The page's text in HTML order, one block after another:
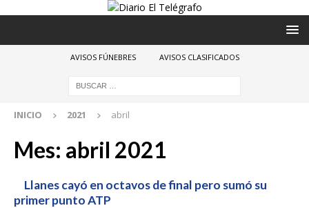
AVISOS FÚNEBRES AVISOS CLASIFICADOS
INICIO 2021 abril
Mes: abril 2021
Llanes cayó en octavos de final pero sumó su
primer punto ATP